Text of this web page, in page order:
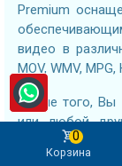
Premium
видео в
MOV, WMV,
Кроме того, Вы
или любой
выбору из
возможности
Корзина
0